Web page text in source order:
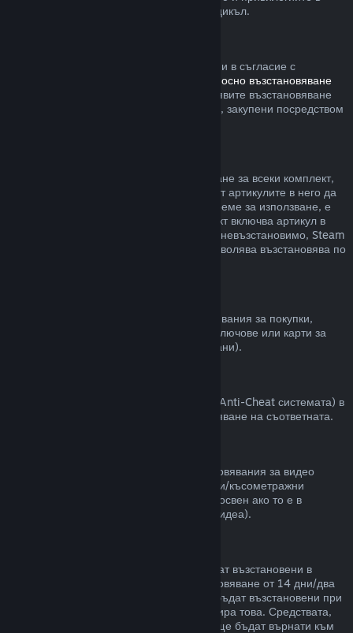
него до края на Вашия текущ платежен цикъл.
В рамките на приемлив времеви период и в съгласие с
политиката относно възстановяване
, Вие можете да заявите възстановяване
на сумата за Steam хардуер и аксесоари, закупени посредством
Можете да получите пълно възстановяване за всеки комплект,
закупен в Steam магазина. Стига никой от артикулите в него да
не е бил прехвърлен и ако общото им време за използване, е
по-малко от два часа. Ако даден комплект включва артикул в
игра или сваляемо съдържание, което е невъзстановимо, Steam
ще Ви уведоми дали целия комплект позволява възстановява по
Valve не може да предостави възстановявания за покупки,
направени извън Steam (например, CD ключове или карти за
Steam портфейла закупени от трети страни).
Ако сте получили забрана от VAC (Valve Anti-Cheat системата) в
някоя игра, губите правото за възстановяване на съответната.
Неспособни сме да предлагаме възстановявания за видео
съдържание в Steam (пр. пълнометражни/късометражни
филми, сериали, епизоди и упътвания), освен ако то е в
комплект с други продукти (които не са видеа).
Неупотребените подаръци могат да бъдат възстановени в
рамките на стандартния срок за възстановяване от 14 дни/два
часа. Употребените подаръци могат да бъдат възстановени при
същите условия, ако получателят инициира това. Средствата,
използвани за закупуване на подаръка, ще бъдат върнати към